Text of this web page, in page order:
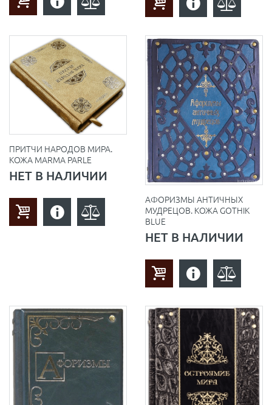
ПРИТЧИ НАРОДОВ МИРА.
КОЖА MARMA PARLE
НЕТ В НАЛИЧИИ
АФОРИЗМЫ АНТИЧНЫХ
МУДРЕЦОВ. КОЖА GOTHIK
BLUE
НЕТ В НАЛИЧИИ